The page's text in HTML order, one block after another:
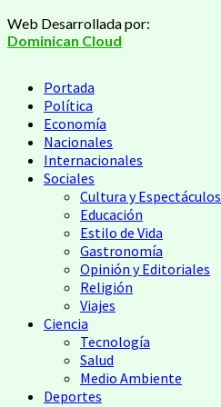
Web Desarrollada por:
Dominican Cloud
Portada
Política
Economía
Nacionales
Internacionales
Sociales
Cultura y Espectáculos
Educación
Estilo de Vida
Gastronomía
Opinión y Editoriales
Religión
Viajes
Ciencia
Tecnología
Salud
Medio Ambiente
Deportes